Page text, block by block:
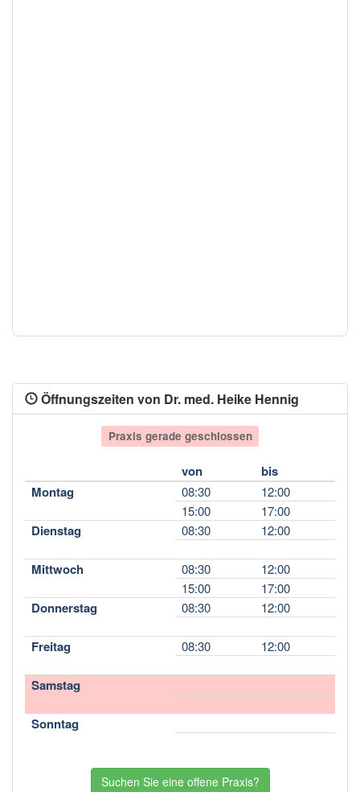
Öffnungszeiten von Dr. med. Heike Hennig
Praxis gerade geschlossen
von
bis
Montag
08:30
12:00
15:00
17:00
Dienstag 08:30 12:00
Mittwoch 08:30
12:00
15:00
17:00
Donnerstag 08:30 12:00
Freitag 08:30 12:00
Samstag
Sonntag
Suchen Sie eine offene Praxis?